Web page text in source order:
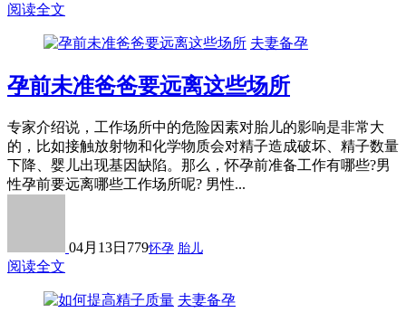
阅读全文
夫妻备孕
孕前未准爸爸要远离这些场所
专家介绍说，工作场所中的危险因素对胎儿的影响是非常大
的，比如接触放射物和化学物质会对精子造成破坏、精子数量
下降、婴儿出现基因缺陷。那么，怀孕前准备工作有哪些?男
性孕前要远离哪些工作场所呢? 男性...
04月13日 779怀孕 胎儿
阅读全文
夫妻备孕